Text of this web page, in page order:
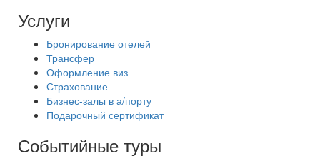
Услуги
Бронирование отелей
Трансфер
Оформление виз
Страхование
Бизнес-залы в а/порту
Подарочный сертификат
Событийные туры